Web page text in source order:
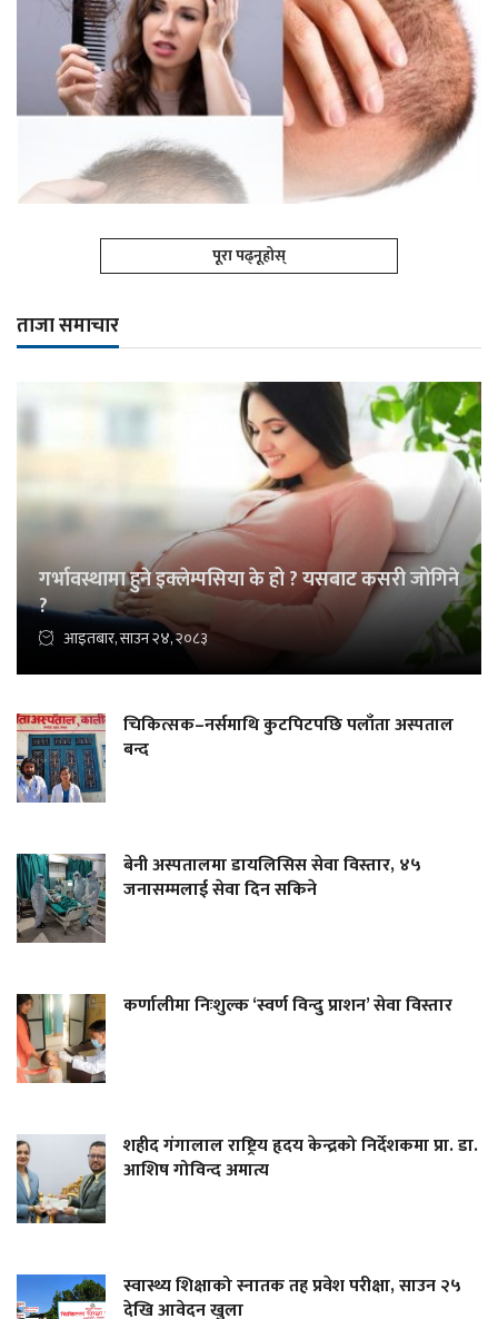
पूरा पढ्नूहोस्
ताजा समाचार
गर्भावस्थामा हुने इक्लेम्पसिया के हो ? यसबाट कसरी जोगिने
?
आइतबार, साउन २४, २०८३
चिकित्सक–नर्समाथि कुटपिटपछि पलाँता अस्पताल
बन्द
बेनी अस्पतालमा डायलिसिस सेवा विस्तार, ४५
जनासम्मलाई सेवा दिन सकिने
कर्णालीमा निःशुल्क ‘स्वर्ण विन्दु प्राशन’ सेवा विस्तार
शहीद गंगालाल राष्ट्रिय हृदय केन्द्रको निर्देशकमा प्रा. डा.
आशिष गोविन्द अमात्य
स्वास्थ्य शिक्षाको स्नातक तह प्रवेश परीक्षा, साउन २५
देखि आवेदन खुला